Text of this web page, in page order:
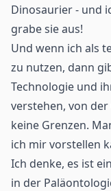
Dinosaurier - und
grabe sie aus!
Und wenn ich als
zu nutzen, dann
Technologie und
verstehen, von
keine Grenzen.
ich mir vorstellen
Ich denke, es ist
in der